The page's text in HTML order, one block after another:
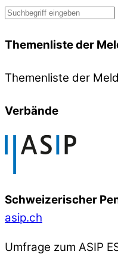
Themenliste der
Themenliste der
Verbände
Schweizerischer
asip.ch
Umfrage zum ASIP